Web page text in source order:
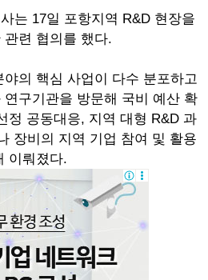
는 17일 포항지역 R&D 현장을
련 협의를 했다.
의 핵심 사업이 다수 분포하고
구기관을 방문해 국비 예산 확
정 공동대응, 지역 대형 R&D 과
장비의 지역 기업 참여 및 활용
이뤄졌다.